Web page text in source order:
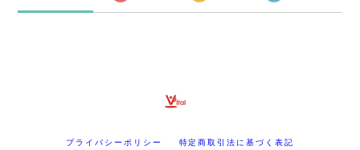
プライバシーポリシー 特定商取引法に基づく表記